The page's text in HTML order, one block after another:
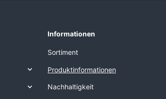
Informationen
Sortiment
Produktinformationen
Nachhaltigkeit